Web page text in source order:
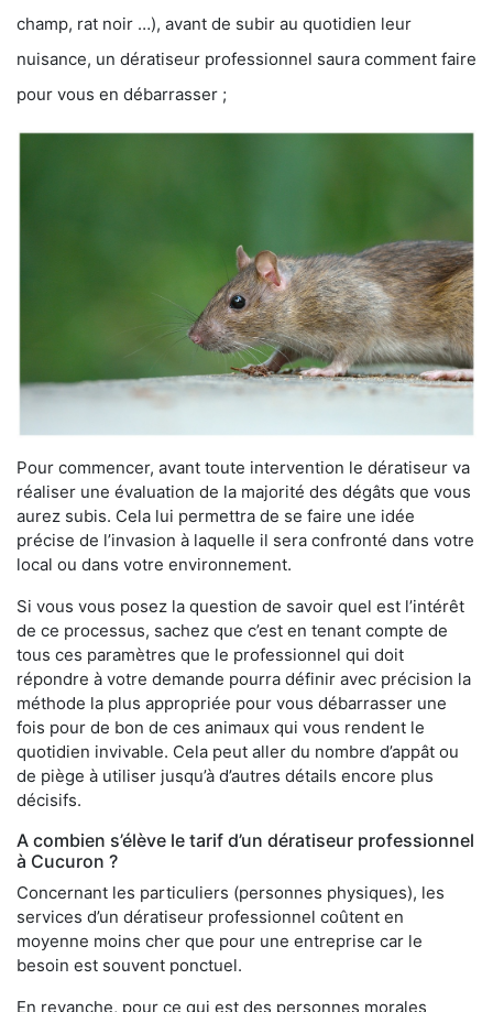
champ, rat noir …), avant de subir au quotidien leur
nuisance, un dératiseur professionnel saura comment faire
pour vous en débarrasser ;
Pour commencer, avant toute intervention le dératiseur va
réaliser une évaluation de la majorité des dégâts que vous
aurez subis. Cela lui permettra de se faire une idée
précise de l’invasion à laquelle il sera confronté dans votre
local ou dans votre environnement.
Si vous vous posez la question de savoir quel est l’intérêt
de ce processus, sachez que c’est en tenant compte de
tous ces paramètres que le professionnel qui doit
répondre à votre demande pourra définir avec précision la
méthode la plus appropriée pour vous débarrasser une
fois pour de bon de ces animaux qui vous rendent le
quotidien invivable. Cela peut aller du nombre d’appât ou
de piège à utiliser jusqu’à d’autres détails encore plus
décisifs.
A combien s’élève le tarif d’un dératiseur professionnel
à Cucuron ?
Concernant les particuliers (personnes physiques), les
services d’un dératiseur professionnel coûtent en
moyenne moins cher que pour une entreprise car le
besoin est souvent ponctuel.
En revanche, pour ce qui est des personnes morales